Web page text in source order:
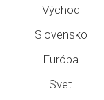
Východ
Slovensko
Európa
Svet